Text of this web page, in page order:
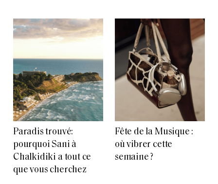
Paradis trouvé:
pourquoi Sani à
Chalkidiki a tout ce
que vous cherchez
Fête de la Musique :
où vibrer cette
semaine ?